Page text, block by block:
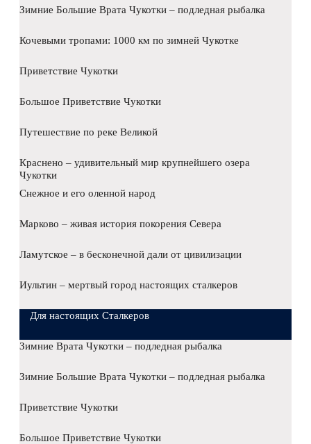
Зимние Большие Врата Чукотки – подледная рыбалка
Кочевыми тропами: 1000 км по зимней Чукотке
Приветствие Чукотки
Большое Приветствие Чукотки
Путешествие по реке Великой
Краснено – удивительный мир крупнейшего озера
Чукотки
Снежное и его оленной народ
Марково – живая история покорения Севера
Ламутское – в бесконечной дали от цивилизации
Иультин – мертвый город настоящих сталкеров
Для настоящих Сталкеров
Зимние Врата Чукотки – подледная рыбалка
Зимние Большие Врата Чукотки – подледная рыбалка
Приветствие Чукотки
Большое Приветствие Чукотки